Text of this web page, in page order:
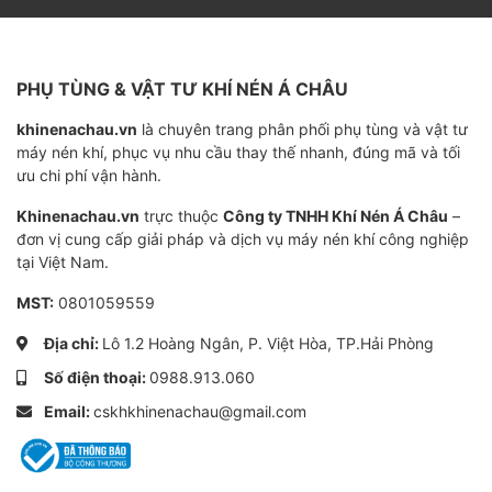
đầu nén, motor quá tải hoặc hỏng hệ thống tách dầu.
toàn của cả hệ thống.
Nguyên lý hoạt động & Vai trò của
van áp suất tối thiểu
Van áp suất tối thiểu (Minimum Pressure Valve – MPV) là
một trong những bộ phận nhỏ nhưng có ảnh hưởng trực
tiếp đến độ bền và sự ổn định của máy nén khí.
Khi khởi động: Van MPV luôn ở trạng thái đóng. Lúc
này, áp suất trong đầu nén và hệ thống dầu được giữ
lại, giúp dầu nhanh chóng tuần hoàn đến bạc đạn và
trục vít, tránh tình trạng khô dầu gây mài mòn.
PHỤ TÙNG & VẬT TƯ KHÍ NÉN Á CHÂU
khinenachau.vn là chuyên trang phân phối phụ tùng và vật tư
máy nén khí, phục vụ nhu cầu thay thế nhanh, đúng mã và tối
ưu chi phí vận hành.
Khinenachau.vn trực thuộc Công ty TNHH Khí Nén Á Châu –
đơn vị cung cấp giải pháp và dịch vụ máy nén khí công nghiệp
tại Việt Nam.
MST: 0801059559
Địa chỉ: Lô 1.2 Hoàng Ngân, P. Việt Hòa, TP.Hải Phòng
Số điện thoại:0988.913.060
Email:cskhkhinenachau@gmail.com